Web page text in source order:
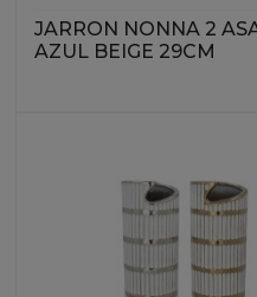
JARRON NONNA 2
AZUL BEIGE 29CM